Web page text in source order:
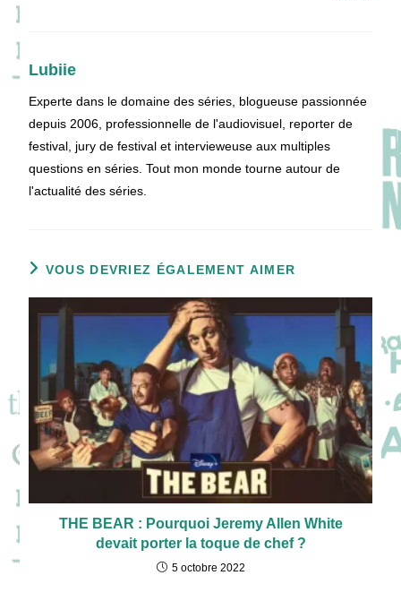
Lubiie
Experte dans le domaine des séries, blogueuse passionnée
depuis 2006, professionnelle de l'audiovisuel, reporter de
festival, jury de festival et intervieweuse aux multiples
questions en séries. Tout mon monde tourne autour de
l'actualité des séries.
VOUS DEVRIEZ ÉGALEMENT AIMER
THE BEAR : Pourquoi Jeremy Allen White
devait porter la toque de chef ?
5 octobre 2022